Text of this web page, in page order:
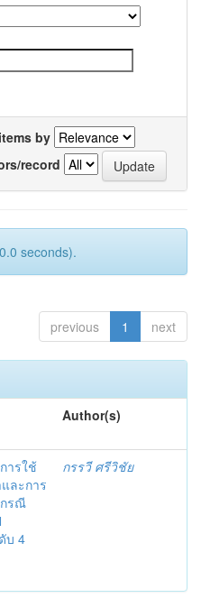
by
record
seconds).
previous 1 next
Author(s)
ารใช้
ละการ
รณี
บ 4
กรรวี ศรีวิชัย